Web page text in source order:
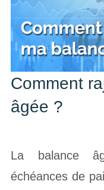
Comment
âgée ?
La balance
échéances de